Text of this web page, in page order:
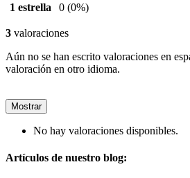
1 estrella
0 (0%)
3 valoraciones
Aún no se han escrito valoraciones en
valoración en otro idioma.
Mostrar
No hay valoraciones disponibles.
Artículos de nuestro blog: